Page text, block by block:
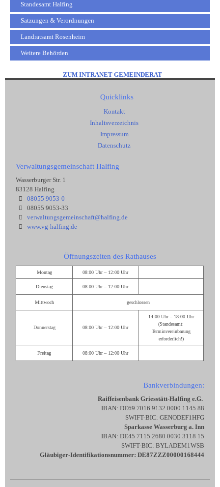
Standesamt Halfing
Satzungen & Verordnungen
Landratsamt Rosenheim
Weitere Behörden
ZUM INTRANET GEMEINDERAT
Quicklinks
Kontakt
Inhaltsverzeichnis
Impressum
Datenschutz
Verwaltungsgemeinschaft Halfing
Wasserburger Str. 1
83128 Halfing
08055 9053-0
08055 9053-33
verwaltungsgemeinschaft@halfing.de
www.vg-halfing.de
Öffnungszeiten des Rathauses
Montag 08:00 Uhr – 12:00 Uhr
Dienstag 08:00 Uhr – 12:00 Uhr
Mittwoch geschlossen
Donnerstag 08:00 Uhr – 12:00 Uhr
14:00 Uhr – 18:00 Uhr
(Standesamt:
Terminvereinbarung
erforderlich!)
Freitag 08:00 Uhr – 12:00 Uhr
Bankverbindungen:
Raiffeisenbank Griesstätt-Halfing e.G.
IBAN: DE69 7016 9132 0000 1145 88
SWIFT-BIC: GENODEF1HFG
Sparkasse Wasserburg a. Inn
IBAN: DE45 7115 2680 0030 3118 15
SWIFT-BIC: BYLADEM1WSB
Gläubiger-Identifikationsnummer: DE87ZZZ00000168444